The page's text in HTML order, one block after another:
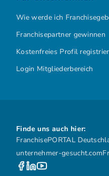
Wie werde ich
Franchisepartner gewinnen
Kostenfreies Profil
Login Mitgliederbereich
Finde uns auch hier:
FranchisePORTAL
unternehmer-gesucht.com